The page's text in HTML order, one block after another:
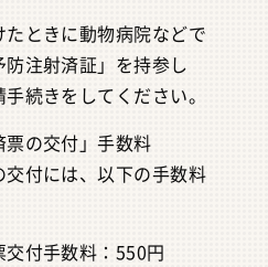
ときに動物病院などで
注射済証」を持参し
続きをしてください。
の交付」手数料
付には、以下の手数料
交付手数料：550円